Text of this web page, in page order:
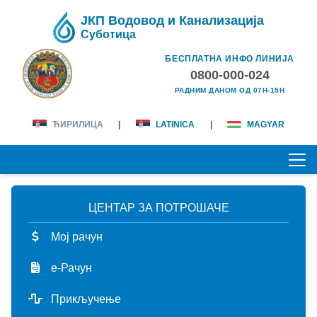
ЈКП Водовод и Канализација
Суботица
БЕСПЛАТНА ИНФО ЛИНИЈА
0800-000-024
РАДНИМ ДАНОМ ОД 07H-15H
ЋИРИЛИЦА LATINICA MAGYAR
ПОЧЕТНА
О НАМА
лична карта
КОРИСНИЦИ
ЦЕНТАР ЗА ПОТРОШАЧЕ
Мој рачун
е-Рачун
Прикључење